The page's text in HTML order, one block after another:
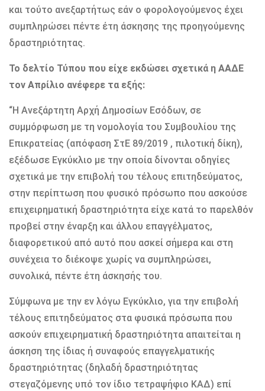
και τούτο ανεξαρτήτως εάν ο φορολογούμενος έχει
συμπληρώσει πέντε έτη άσκησης της προηγούμενης
δραστηριότητας.
Το δελτίο Τύπου που είχε εκδώσει σχετικά η ΑΑΔΕ
τον Απρίλιο ανέφερε τα εξής:
“Η Ανεξάρτητη Αρχή Δημοσίων Εσόδων, σε
συμμόρφωση με τη νομολογία του Συμβουλίου της
Επικρατείας (απόφαση ΣτΕ 89/2019 , πιλοτική δίκη),
εξέδωσε Εγκύκλιο με την οποία δίνονται οδηγίες
σχετικά με την επιβολή του τέλους επιτηδεύματος,
στην περίπτωση που φυσικό πρόσωπο που ασκούσε
επιχειρηματική δραστηριότητα είχε κατά το παρελθόν
προβεί στην έναρξη και άλλου επαγγέλματος,
διαφορετικού από αυτό που ασκεί σήμερα και στη
συνέχεια το διέκοψε χωρίς να συμπληρώσει,
συνολικά, πέντε έτη άσκησής του.
Σύμφωνα με την εν λόγω Εγκύκλιο, για την επιβολή
τέλους επιτηδεύματος στα φυσικά πρόσωπα που
ασκούν επιχειρηματική δραστηριότητα απαιτείται η
άσκηση της ίδιας ή συναφούς επαγγελματικής
δραστηριότητας (δηλαδή δραστηριότητας
στεγαζόμενης υπό τον ίδιο τετραψήφιο ΚΑΔ) επί